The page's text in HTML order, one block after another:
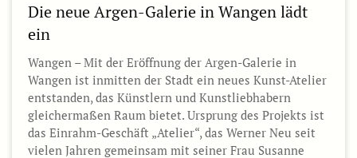
Die neue Argen-Galerie in Wangen lädt
ein
Wangen – Mit der Eröffnung der Argen-Galerie in
Wangen ist inmitten der Stadt ein neues Kunst-Atelier
entstanden, das Künstlern und Kunstliebhabern
gleichermaßen Raum bietet. Ursprung des Projekts ist
das Einrahm-Geschäft „Atelier“, das Werner Neu seit
vielen Jahren gemeinsam mit seiner Frau Susanne